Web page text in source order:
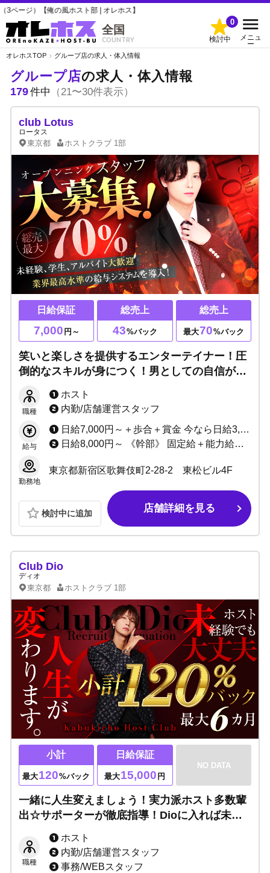
の風ホスト部 | オレホス】
全国
COUNTRY 検討中
0
メニュ
ー
オレホスTOP グループ店の求人・体入情報
グループ店の求人・体入情報
179件中 （21〜30件表示）
club Lotus
ロータス
東京都 ホストクラブ 1部
日給保証
7,000 円～
総売上
43%バック
総売上
最大70%バック
笑いと楽しさを提供するエンターテイナー！圧
倒的なスキルが身につく！男としての自信がつ
職種
ホスト
内勤/店舗運営スタッフ
給与
日給7,000円～＋歩合＋賞金 今なら日給3,000円UP！
日給8,000円～ 《幹部》 固定給＋能力給＋店売りによる歩合手当あり
勤務地
東京都新宿区歌舞伎町2-28-2 東松ビル4F
検討中に追加 店舗詳細を見る
Club Dio
ディオ
東京都 ホストクラブ 1部
小計
最大120%バック
日給保証
最大15,000 円
NO DATA
一緒に人生変えましょう！実力派ホスト多数輩
出☆サポーターが徹底指導！Dioに入れば未来
が変わる！ぜひ一度体験入店にお越しくださ
い！
職種
ホスト
内勤/店舗運営スタッフ
事務/WEBスタッフ